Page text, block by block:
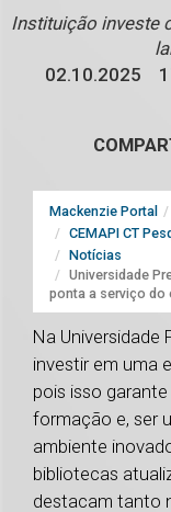
Instituição investe
02.10.2025
Mackenzie Portal
CEMAPI CT
Notícias
Universidade
ponta a serviço do
Na Universidade
investir em uma
pois isso
formação e, ser
ambiente
bibliotecas
destacam tanto